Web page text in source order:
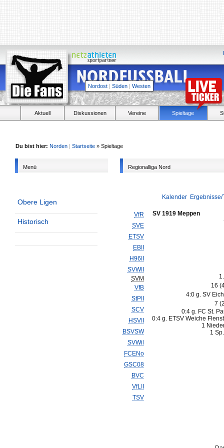
Nordost | Süden | Westen
Aktuell Diskussionen Vereine Spieltage
Du bist hier: Norden | Startseite » Spieltage
Menü
Obere Ligen
Historisch
Regionalliga Nord
Kalender
VfR
SVE
ETSV
EBII
H96II
SVWII
SVM
VfB
StPII
SCV
HSVII
BSVSW
SVWil
FCENo
GSC08
BVC
VfLII
TSV
SV 1919 Meppen
16
4:0 g. SV
7
0:4 g. FC St.
0:4 g. ETSV Weiche
1
1